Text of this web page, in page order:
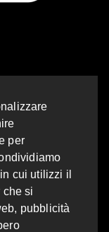
per
cui utilizzi il
che si
pubblicità